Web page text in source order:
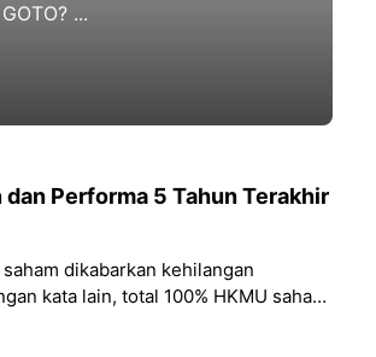
...
dan Performa 5 Tahun Terakhir
dikabarkan kehilangan
kata lain, total 100% HKMU saham